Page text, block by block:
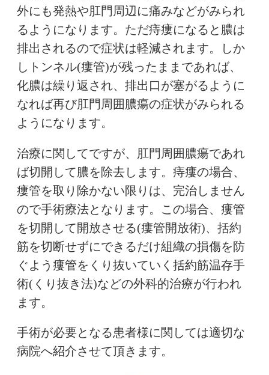
外にも発熱や肛門周辺に痛みなどがみられ
るようになります。ただ痔瘻になると膿は
排出されるので症状は軽減されます。しか
しトンネル(瘻管)が残ったままであれば、
化膿は繰り返され、排出口が塞がるように
なれば再び肛門周囲膿瘍の症状がみられる
ようになります。
治療に関してですが、肛門周囲膿瘍であれ
ば切開して膿を除去します。痔瘻の場合、
瘻管を取り除かない限りは、完治しません
ので手術療法となります。この場合、瘻管
を切開して開放させる(瘻管開放術)、括約
筋を切断せずにできるだけ組織の損傷を防
ぐよう瘻管をくり抜いていく括約筋温存手
術(くり抜き法)などの外科的治療が行われ
ます。
手術が必要となる患者様に関しては適切な
病院へ紹介させて頂きます。